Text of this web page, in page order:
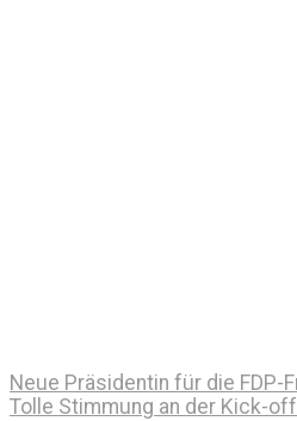
Neue Präsidentin für die FDP-
Tolle Stimmung an der Kick-